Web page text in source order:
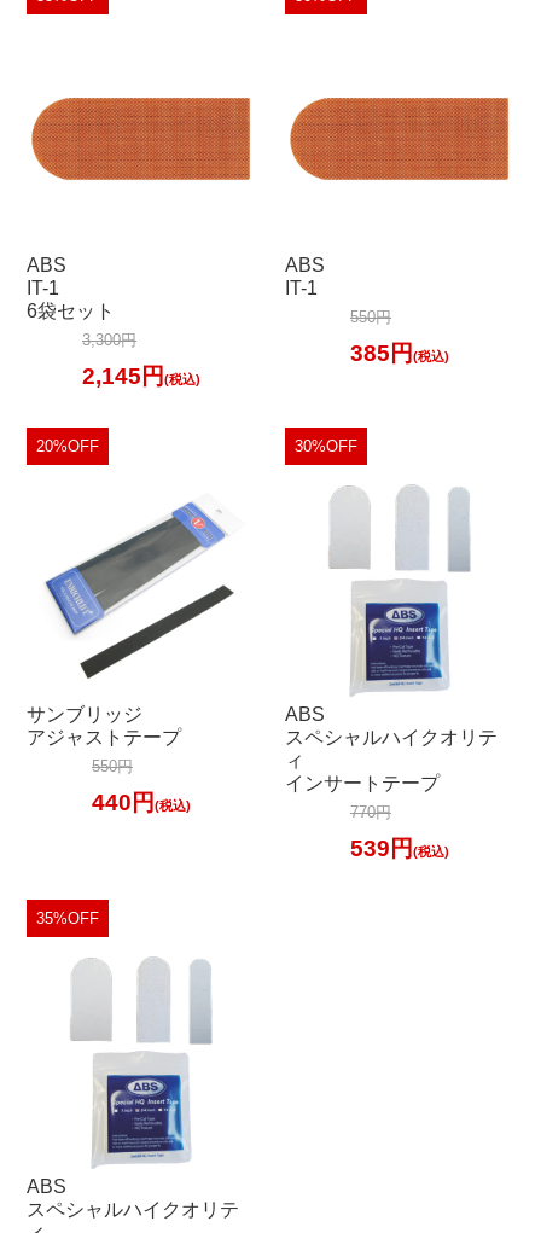
ABS
IT-1
6袋セット
3,300円
2,145円 (税込)
ABS
IT-1
550円
385円(税込)
20%OFF
サンブリッジ
アジャストテープ
550円
440円 (税込)
30%OFF
ABS
スペシャルハイクオリテ
ィ
インサートテープ
770円
539円(税込)
35%OFF
ABS
スペシャルハイクオリテ